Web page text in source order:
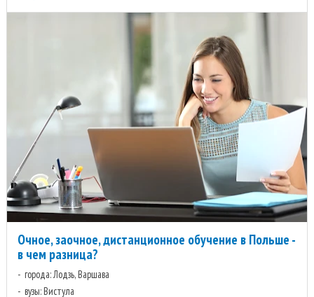
Очное, заочное, дистанционное обучение в Польше -
в чем разница?
города: Лодзь, Варшава
вузы: Вистула